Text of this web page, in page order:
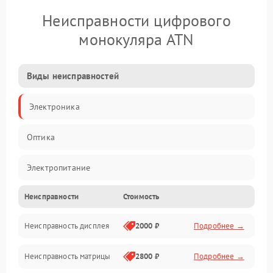
Неисправности цифрового
монокуляра ATN
Виды неисправностей
Электроника
Оптика
Электропитание
Видео
ПО
Управление
Неисправности Стоимость
Неисправность дисплея 2000 ₽ Подробнее →
Неисправность матрицы 2800 ₽ Подробнее →